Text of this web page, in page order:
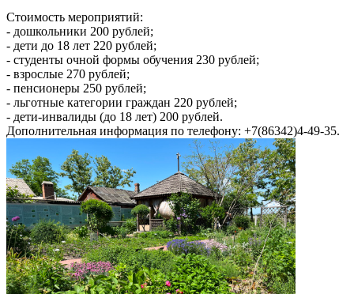
Стоимость мероприятий:
- дошкольники 200 рублей;
- дети до 18 лет 220 рублей;
- студенты очной формы обучения 230 рублей;
- взрослые 270 рублей;
- пенсионеры 250 рублей;
- льготные категории граждан 220 рублей;
- дети-инвалиды (до 18 лет) 200 рублей.
Дополнительная информация по телефону: +7(86342)4-49-35.